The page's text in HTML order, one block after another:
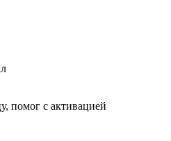
помог с активацией